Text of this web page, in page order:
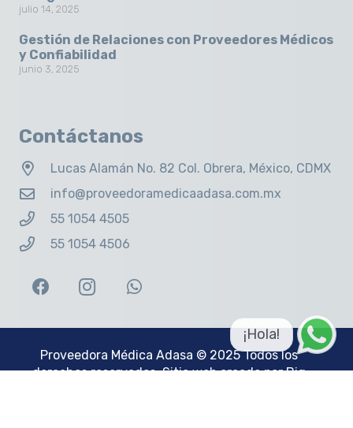
julio 14, 2025
Gestión de Relaciones con Proveedores Médicos
y Confiabilidad
junio 3, 2025
Contáctanos
Lucas Alamán No. 82 Col. Obrera, México, CDMX
info@proveedoramedicaadasa.com.mx
55 1054 4505
55 1054 4506
Proveedora Médica Adasa © 2025 Todos los
derechos reservados. Sitio web creado porBig
¡Hola!